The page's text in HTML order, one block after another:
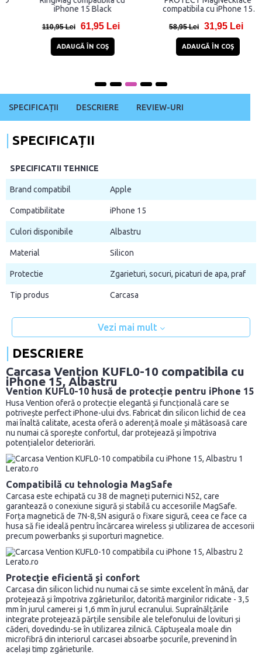
iPhone 15 Black
110,95 Lei 61,95 Lei
ADAUGĂ ÎN COŞ
compatibila cu iPhone 15
58,95 Lei 31,95 Lei
ADAUGĂ ÎN COŞ
SPECIFICAȚII DESCRIERE REVIEW-URI
SPECIFICAȚII
SPECIFICATII TEHNICE
Brand compatibil Apple
Compatibilitate iPhone 15
Culori disponibile Albastru
Material Silicon
Protectie Zgarieturi, socuri, picaturi de apa, praf
Tip produs Carcasa
Vezi mai mult
DESCRIERE
Carcasa Vention KUFL0-10 compatibila cu
iPhone 15, Albastru
Vention KUFL0-10 husă de protecție pentru iPhone 15
Husa Vention oferă o protecție elegantă și funcțională care se
potrivește perfect iPhone-ului dvs. Fabricat din silicon lichid de cea
mai înaltă calitate, acesta oferă o aderență moale și mătăsoasă care
nu numai că sporește confortul, dar protejează și împotriva
potențialelor deteriorări.
Compatibilă cu tehnologia MagSafe
Carcasa este echipată cu 38 de magneți puternici N52, care
garantează o conexiune sigură și stabilă cu accesoriile MagSafe.
Forța magnetică de 7N-8,5N asigură o fixare sigură, ceea ce face ca
husa să fie ideală pentru încărcarea wireless și utilizarea de accesorii
precum powerbanks și suporturi magnetice.
Protecție eficientă și confort
Carcasa din silicon lichid nu numai că se simte excelent în mână, dar
protejează și împotriva zgârieturilor, datorită marginilor ridicate - 3,5
mm în jurul camerei și 1,6 mm în jurul ecranului. Supraînălțările
integrate protejează părțile sensibile ale telefonului de lovituri și
căderi, dovedindu-se în utilizarea zilnică. Căptușeala moale din
microfibră din interiorul carcasei absoarbe șocurile, prevenind în
același timp zgârieturile.